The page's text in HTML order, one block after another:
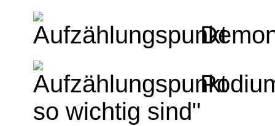
so wichtig sind"